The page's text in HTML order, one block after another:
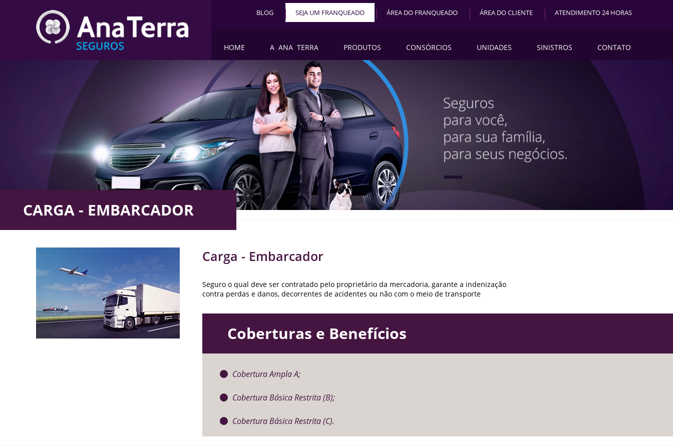
BLOG SEJA UM FRANQUEADO ÁREA DO FRANQUEADO ÁREA DO CLIENTE ATENDIMENTO 24 HORAS
HOME A ANA TERRA PRODUTOS CONSÓRCIOS UNIDADES SINISTROS CONTATO
CARGA - EMBARCADOR
Carga - Embarcador
Seguro o qual deve ser contratado pelo proprietário da mercadoria, garante a indenização
contra perdas e danos, decorrentes de acidentes ou não com o meio de transporte
Coberturas e Benefícios
Cobertura Ampla A;
Cobertura Básica Restrita (B);
Cobertura Básica Restrita (C).